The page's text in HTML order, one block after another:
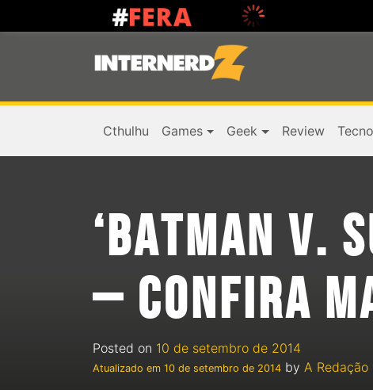
Cthulhu Games Geek Review
‘BATMAN V.
– CONFIRA
Posted on 10 de setembro de 2014
Atualizado em 10 de setembro de 2014 by A Redação